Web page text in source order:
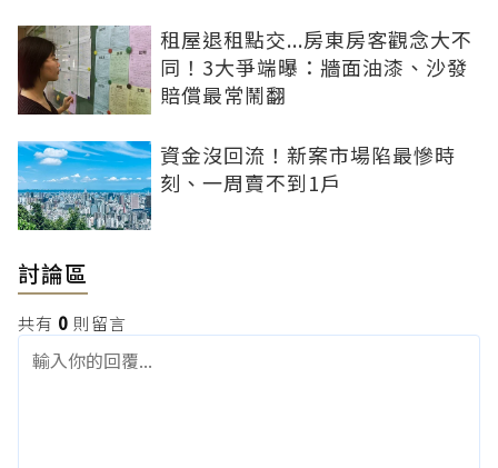
租屋退租點交...房東房客觀念大不
同！3大爭端曝：牆面油漆、沙發
賠償最常鬧翻
資金沒回流！新案市場陷最慘時
刻、一周賣不到1戶
討論區
共有 0 則留言